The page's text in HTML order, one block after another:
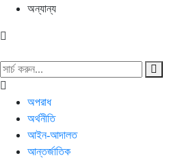
অন্যান্য
অপরাধ
অর্থনীতি
আইন-আদালত
আন্তর্জাতিক